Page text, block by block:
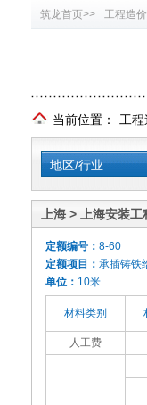
筑龙首页>> 工程造价
当前位置： 工
地区/行业
上海 > 上海安装工
定额编号： 8-60
定额项目： 承插铸铁
单位： 10米
材料类别
人工费